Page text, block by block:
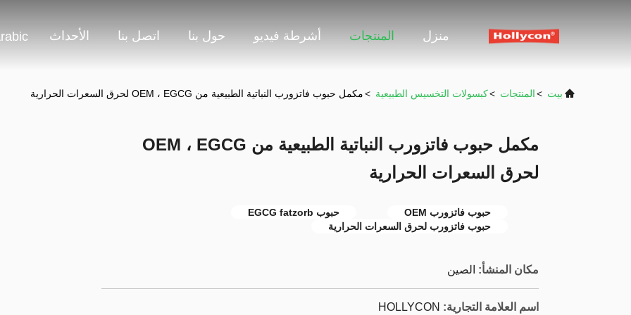
منزل المنتجات أشرطة فيديو حول بنا اتصل بنا الأحداث
بيت >المنتجات >كبسولات التخسيس الطبيعية >مكمل حبوب فاتزورب النباتية الطبيعية من OEM ، EGCG لحرق السعرات الحرارية
مكمل حبوب فاتزورب النباتية الطبيعية من OEM ، EGCG
لحرق السعرات الحرارية
حبوب فاتزورب OEM
حبوب EGCG fatzorb
حبوب فاتزورب لحرق السعرات الحرارية
مكان المنشأ: الصين
اسم العلامة التجارية: HOLLYCON